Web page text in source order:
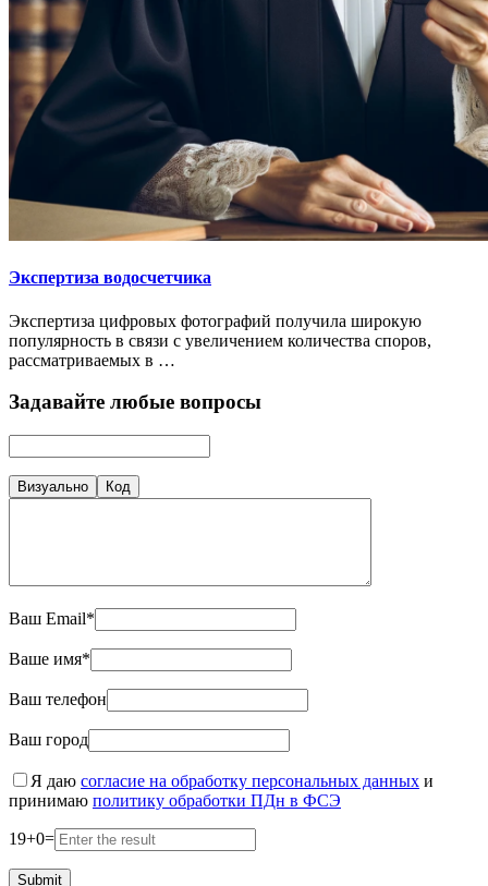
Экспертиза водосчетчика
Экспертиза цифровых фотографий получила широкую
популярность в связи с увеличением количества споров,
рассматриваемых в …
Задавайте любые вопросы
Визуально Код
Ваш Email*
Ваше имя*
Ваш телефон
Ваш город
Я даю согласие на обработку персональных данных и
принимаю политику обработки ПДн в ФСЭ
19+0=